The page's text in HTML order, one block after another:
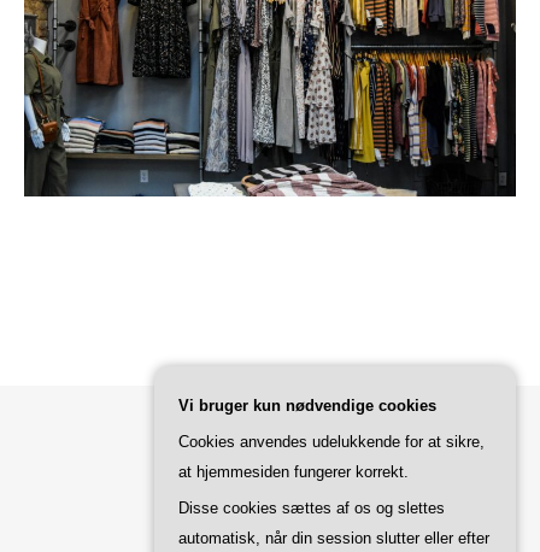
Bard Tema afWP Royal .
Vi bruger kun nødvendige cookies
Cookies anvendes udelukkende for at sikre,
at hjemmesiden fungerer korrekt.
Disse cookies sættes af os og slettes
automatisk, når din session slutter eller efter